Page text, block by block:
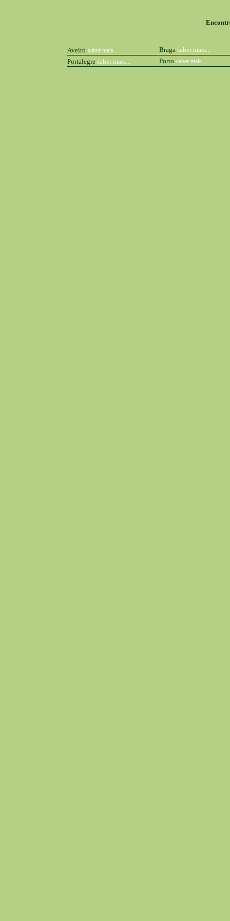
Aveiro saber mais... Braga saber mais...
Portalegre saber mais... Porto saber mais...